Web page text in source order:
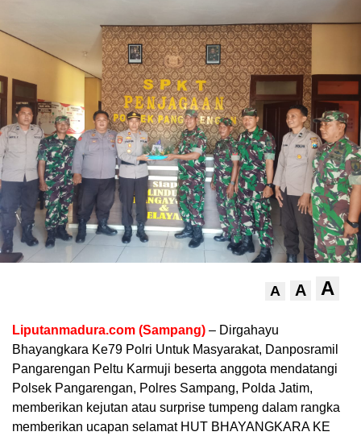
A A A
Liputanmadura.com (Sampang) – Dirgahayu
Bhayangkara Ke79 Polri Untuk Masyarakat, Danposramil
Pangarengan Peltu Karmuji beserta anggota mendatangi
Polsek Pangarengan, Polres Sampang, Polda Jatim,
memberikan kejutan atau surprise tumpeng dalam rangka
memberikan ucapan selamat HUT BHAYANGKARA KE